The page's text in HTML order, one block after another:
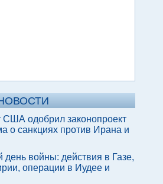
США одобрил законопроект
о санкциях против Ирана и
день войны: действия в Газе,
операции в Иудее и